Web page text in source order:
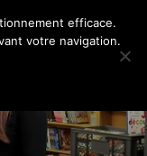
efficace.
votre navigation.